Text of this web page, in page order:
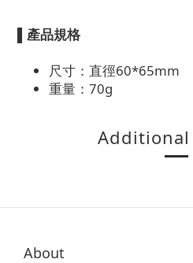
產品規格
尺寸：直徑60*65mm
重量：70g
About